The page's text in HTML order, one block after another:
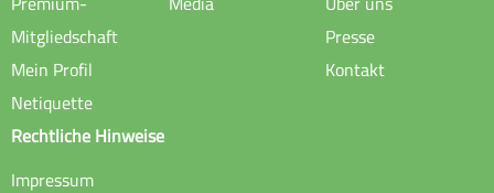
Mitgliedschaft
Mein Profil
Netiquette
Presse
Kontakt
Rechtliche Hinweise
Impressum